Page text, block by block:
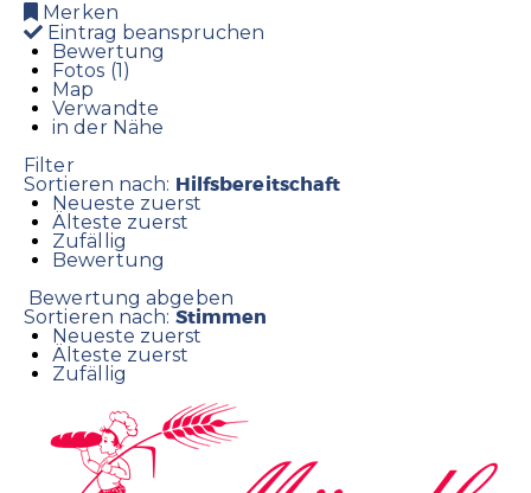
Merken
Eintrag beanspruchen
Bewertung
Fotos (1)
Map
Verwandte
in der Nähe
Filter
Sortieren nach: Hilfsbereitschaft
Neueste zuerst
Älteste zuerst
Zufällig
Bewertung
Bewertung abgeben
Sortieren nach: Stimmen
Neueste zuerst
Älteste zuerst
Zufällig